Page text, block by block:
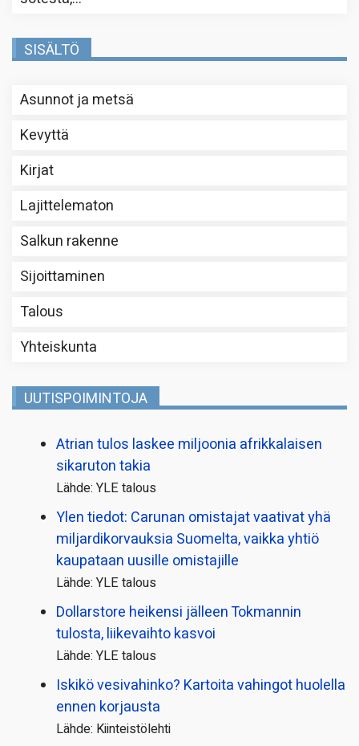
SISÄLTÖ
Asunnot ja metsä
Kevyttä
Kirjat
Lajittelematon
Salkun rakenne
Sijoittaminen
Talous
Yhteiskunta
UUTISPOIMINTOJA
Atrian tulos laskee miljoonia afrikkalaisen
sikaruton takia
Lähde: YLE talous
Ylen tiedot: Carunan omistajat vaativat yhä
miljardi­korvauksia Suomelta, vaikka yhtiö
kaupataan uusille omistajille
Lähde: YLE talous
Dollarstore heikensi jälleen Tokmannin
tulosta, liikevaihto kasvoi
Lähde: YLE talous
Iskikö vesivahinko? Kartoita vahingot huolella
ennen korjausta
Lähde: Kiinteistölehti